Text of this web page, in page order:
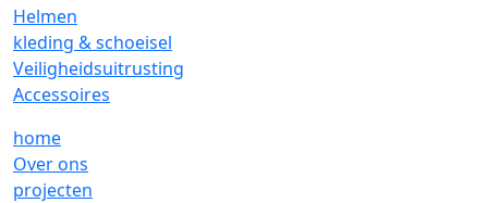
Helmen
kleding & schoeisel
Veiligheidsuitrusting
Accessoires
home
Over ons
projecten